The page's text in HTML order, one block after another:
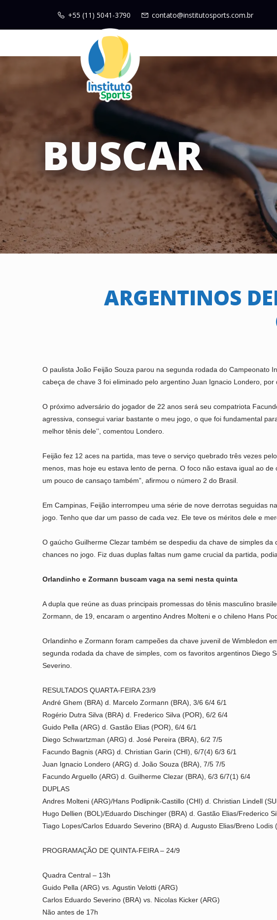
+55 (11) 5041-3790 contato@institutosports.com.br
BUSCAR
ARGENTINOS
O paulista João Feijão Souza parou na segunda rodada do Campeonato
cabeça de chave 3 foi eliminado pelo argentino Juan Ignacio Londero,
O próximo adversário do jogador de 22 anos será seu compatriota
agressiva, consegui variar bastante o meu jogo, o que foi fundamental
melhor tênis dele’’, comentou Londero.
Feijão fez 12 aces na partida, mas teve o serviço quebrado três vezes
menos, mas hoje eu estava lento de perna. O foco não estava igual ao
um pouco de cansaço também”, afirmou o número 2 do Brasil.
Em Campinas, Feijão interrompeu uma série de nove derrotas seguidas
jogo. Tenho que dar um passo de cada vez. Ele teve os méritos dele e
O gaúcho Guilherme Clezar também se despediu da chave de simples
chances no jogo. Fiz duas duplas faltas num game crucial da partida,
Orlandinho e Zormann buscam vaga na semi nesta quinta
A dupla que reúne as duas principais promessas do tênis masculino
Zormann, de 19, encaram o argentino Andres Molteni e o chileno Hans
Orlandinho e Zormann foram campeões da chave juvenil de Wimbledon
segunda rodada da chave de simples, com os favoritos argentinos Diego
Severino.
RESULTADOS QUARTA-FEIRA 23/9
André Ghem (BRA) d. Marcelo Zormann (BRA), 3/6 6/4 6/1
Rogério Dutra Silva (BRA) d. Frederico Silva (POR), 6/2 6/4
Guido Pella (ARG) d. Gastão Elias (POR), 6/4 6/1
Diego Schwartzman (ARG) d. José Pereira (BRA), 6/2 7/5
Facundo Bagnis (ARG) d. Christian Garin (CHI), 6/7(4) 6/3 6/1
Juan Ignacio Londero (ARG) d. João Souza (BRA), 7/5 7/5
Facundo Arguello (ARG) d. Guilherme Clezar (BRA), 6/3 6/7(1) 6/4
DUPLAS
Andres Molteni (ARG)/Hans Podlipnik-Castillo (CHI) d. Christian Lindell
Hugo Dellien (BOL)/Eduardo Dischinger (BRA) d. Gastão Elias/Frederico
Tiago Lopes/Carlos Eduardo Severino (BRA) d. Augusto Elias/Breno Lodis
PROGRAMAÇÃO DE QUINTA-FEIRA – 24/9
Quadra Central – 13h
Guido Pella (ARG) vs. Agustin Velotti (ARG)
Carlos Eduardo Severino (BRA) vs. Nicolas Kicker (ARG)
Não antes de 17h